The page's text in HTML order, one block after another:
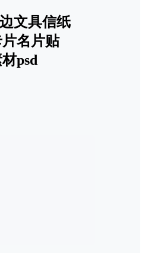
文具信纸
名片贴
psd